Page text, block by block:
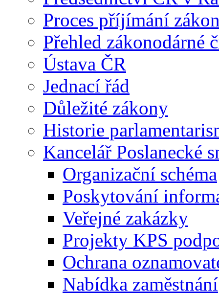
Proces příjímání
Přehled zákonodárné
Ústava ČR
Jednací řád
Důležité zákony
Historie
Kancelář Poslanecké
Organizační schéma
Poskytování
Veřejné zakázky
Projekty KPS
Ochrana
Nabídka zaměstnání